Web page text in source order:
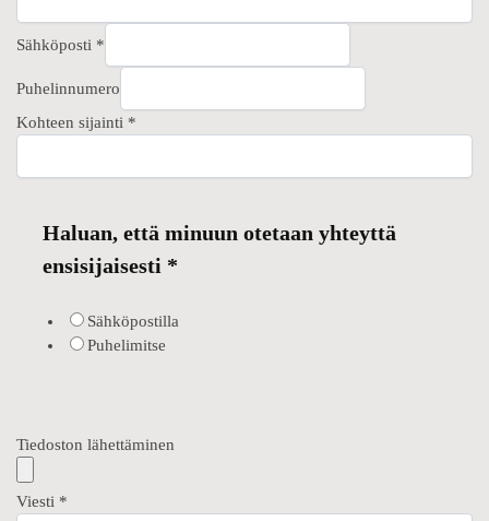
Sähköposti *
Puhelinnumero
Kohteen sijainti *
Haluan, että minuun otetaan yhteyttä
ensisijaisesti *
Sähköpostilla
Puhelimitse
Tiedoston lähettäminen
Viesti *